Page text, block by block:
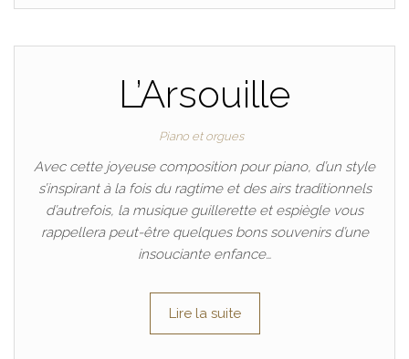
L’Arsouille
Piano et orgues
Avec cette joyeuse composition pour piano, d’un style
s’inspirant à la fois du ragtime et des airs traditionnels
d’autrefois, la musique guillerette et espiègle vous
rappellera peut-être quelques bons souvenirs d’une
insouciante enfance…
Lire la suite